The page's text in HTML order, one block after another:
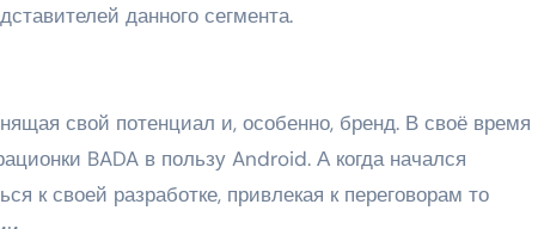
данного сегмента.
свой потенциал и, особенно, бренд. В своё время
BADA в пользу Android. А когда начался
к своей разработке, привлекая к переговорам то